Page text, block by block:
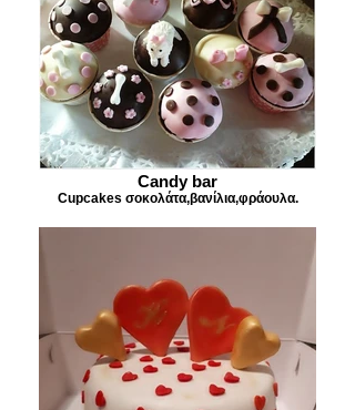
Candy bar
Cupcakes σοκολάτα,βανίλια,φράουλα.